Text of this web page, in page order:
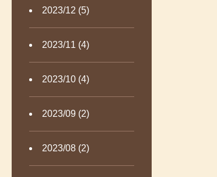
2023/12 (5)
2023/11 (4)
2023/10 (4)
2023/09 (2)
2023/08 (2)